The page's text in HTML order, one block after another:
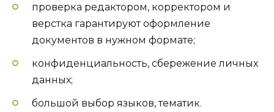
проверка редактором, корректором и
верстка гарантируют оформление
документов в нужном формате;
конфиденциальность, сбережение личных
данных;
большой выбор языков, тематик.